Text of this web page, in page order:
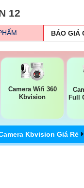
12
BÁO GIÁ
Camera Wifi 360
Kbvision
Full
Kbvision Giá Rẻ